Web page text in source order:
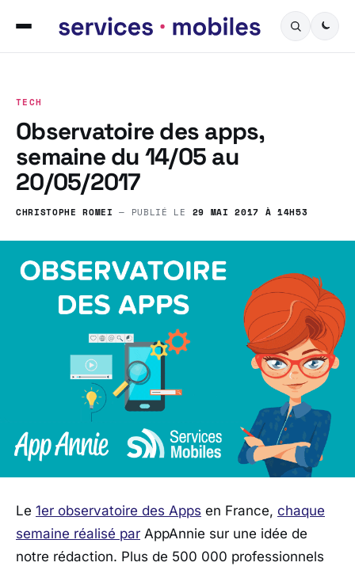
TECH
Observatoire des apps,
semaine du 14/05 au
20/05/2017
CHRISTOPHE ROMEI — PUBLIÉ LE 29 MAI 2017 À 14H53
Le 1er observatoire des Apps en France, chaque
semaine réalisé par AppAnnie sur une idée de
notre rédaction. Plus de 500 000 professionnels